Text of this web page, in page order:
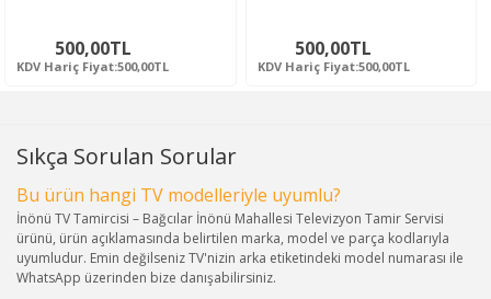
500,00TL
KDV Hariç Fiyat:500,00TL
500,00TL
KDV Hariç Fiyat:500,00TL
Sıkça Sorulan Sorular
Bu ürün hangi TV modelleriyle uyumlu?
İnönü TV Tamircisi – Bağcılar İnönü Mahallesi Televizyon Tamir Servisi
ürünü, ürün açıklamasında belirtilen marka, model ve parça kodlarıyla
uyumludur. Emin değilseniz TV'nizin arka etiketindeki model numarası ile
WhatsApp üzerinden bize danışabilirsiniz.